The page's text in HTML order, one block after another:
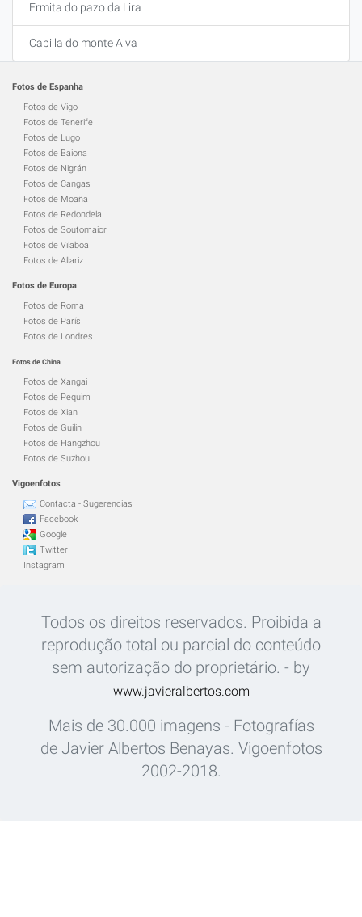
Ermita do pazo da Lira
Capilla do monte Alva
Fotos de Espanha
Fotos de Vigo
Fotos de Tenerife
Fotos de Lugo
Fotos de Baiona
Fotos de Nigrán
Fotos de Cangas
Fotos de Moaña
Fotos de Redondela
Fotos de Soutomaior
Fotos de Vilaboa
Fotos de Allariz
Fotos de Europa
Fotos de Roma
Fotos de París
Fotos de Londres
Fotos de China
Fotos de Xangai
Fotos de Pequim
Fotos de Xian
Fotos de Guilin
Fotos de Hangzhou
Fotos de Suzhou
Vigoenfotos
Contacta - Sugerencias
Facebook
Google
Twitter
Instagram
Todos os direitos reservados. Proibida a
reprodução total ou parcial do conteúdo
sem autorização do proprietário. - by
www.javieralbertos.com
Mais de 30.000 imagens - Fotografías
de Javier Albertos Benayas. Vigoenfotos
2002-2018.